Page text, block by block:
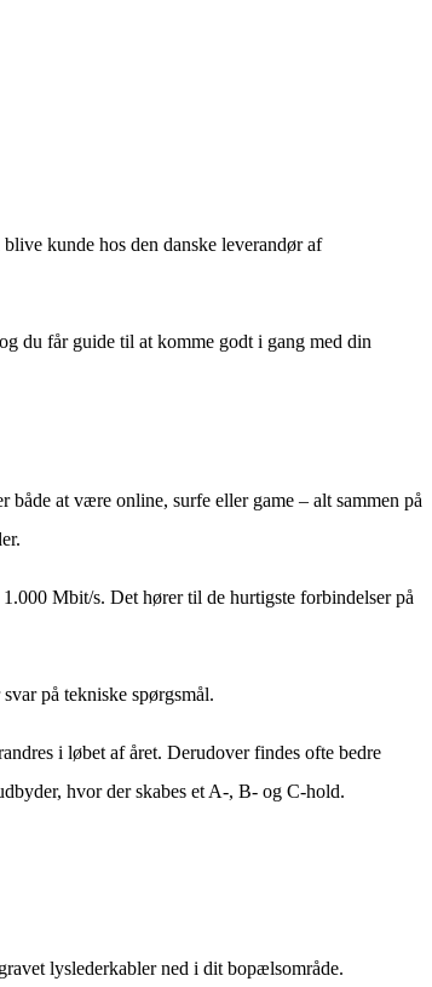
kunde hos den danske leverandør af
du får guide til at komme godt i gang med din
at være online, surfe eller game – alt sammen på
1.000 Mbit/s. Det hører til de hurtigste forbindelser på
på tekniske spørgsmål.
i løbet af året. Derudover findes ofte bedre
hvor der skabes et A-, B- og C-hold.
lyslederkabler ned i dit bopælsområde.